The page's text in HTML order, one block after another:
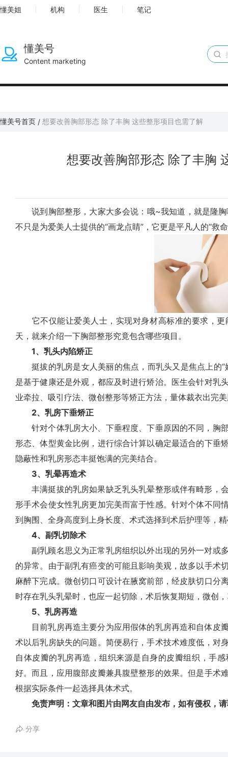
懂美姐 机构 医生 笔记
懂美号
Content marketing
懂美号首页 / 想要改善胸部形态 除了丰胸 这些整形项目也需了解
想要改善胸部形态 除了丰胸
说到胸部整形，大家大多会说：哦~我知道，就是隆胸
不只是为爱美人士提供的“画龙点睛”，它更是平凡人的“救
它不仅能让爱美人士，实现对身材高标准的要求，更
天，就来介绍一下胸部整形究竟包含哪些项目。
1、乳头内陷矫正
挺拔的乳房是女人美丽的焦点，而乳头又是焦点上的“
是基于健康还是外观，都应及时进行矫治。医生会针对乳
业牵拉、吸引疗法、微创整形等矫正方法，量体裁衣出完
2、乳房下垂矫正
针对个体乳房大小、下垂程度、下垂原因的不同，胸
形态、体型黄金比例，进行综合计算以确定最适合的下垂
隐蔽性和乳房形态丰挺饱满的完美结合。
3、乳晕再造术
丰满挺拔的乳房如果缺乏乳头乳晕整形或伴有畸形，
形手术会使女性乳房更加完美而富于性感。针对个体不同
到胸围、全身高度到上身长度、术式选择到术后护理等，
4、副乳切除术
副乳顾名思义为正常乳房组织以外出现的另外一对或
的异常。由于副乳有癌变的可能且影响美观，故多以手术
麻醉下完成。微创切口可设计在腋窝前部，经皮肤切口分
时存在乳头乳晕时，也应一起切除，术后恢复期短，微创
5、乳房再造
目前乳房再造主要分为应用假体的乳房再造和自体皮
术以后乳房缺失的问题。简便易行，手术技术难度低，对
自体皮瓣的乳房再造，组织来源是自身的皮瓣组织，手
好。而且，应用腹部皮瓣兼具腹壁整形的效果。但是手术
根据实际条件一起选择具体术式。
免责声明：文章和图片由网友自由发布，如有侵权，
分享